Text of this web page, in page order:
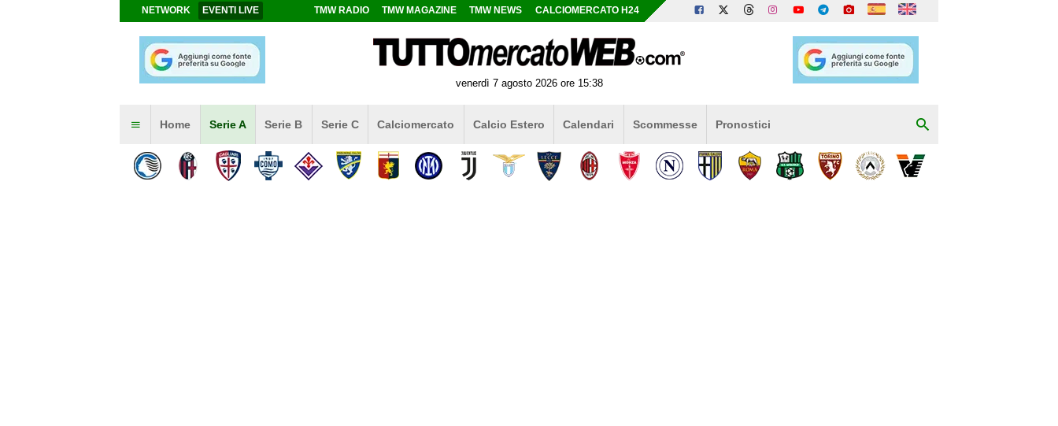
NETWORK EVENTI LIVE TMW RADIO TMW MAGAZINE TMW NEWS CALCIOMERCATO H24
venerdì 7 agosto 2026 ore 15:38
Home Serie A Serie B Serie C Calciomercato Calcio Estero Calendari Scommesse Pronostici